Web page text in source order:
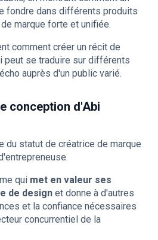
fondre dans différents produits
marque forte et unifiée.
comment créer un récit de
peut se traduire sur différents
auprès d'un public varié.
conception d'Abi
du statut de créatrice de marque
qui met en valeur ses
de design et donne à d'autres
et la confiance nécessaires
concurrentiel de la